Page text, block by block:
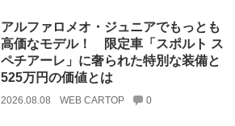
アルファロメオ・ジュニアでもっとも
高価なモデル！ 限定車「スポルト ス
ペチアーレ」に奢られた特別な装備と
525万円の価値とは
2026.08.08 WEB CARTOP 0